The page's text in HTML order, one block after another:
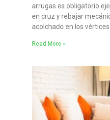
arrugas es obligatorio
en cruz y rebajar
acolchado en los vértices
Read More »